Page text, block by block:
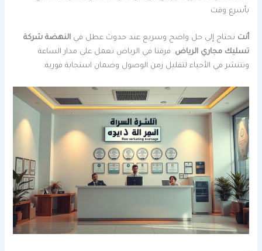
بأسرع وقت
أنت تحتاج إلى حل واضح وسريع عند حدوث عطل فيالنهضة شركة
تسليك مجاري الرياض. فرقنا في الرياض تعمل على مدار الساعة
وتنتشر في الأحياء لتقليل زمن الوصول وضمان استجابة فورية.